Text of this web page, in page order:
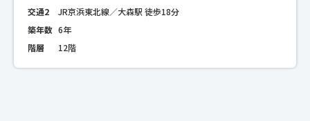
交通2
JR京浜東北線／大森駅 徒歩18分
築年数 6年
階層
12階